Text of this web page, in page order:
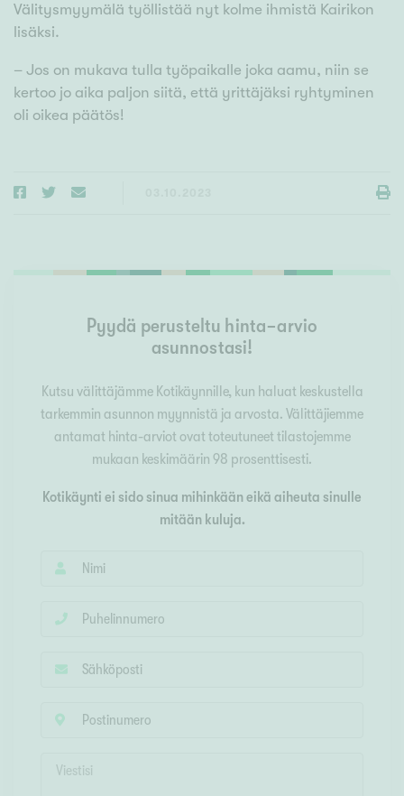
Välitysmyymälä työllistää nyt kolme ihmistä Kairikon
lisäksi.
– Jos on mukava tulla työpaikalle joka aamu, niin se
kertoo jo aika paljon siitä, että yrittäjäksi ryhtyminen
oli oikea päätös!
Pyydä perusteltu hinta-arvio
asunnostasi!
Kutsu välittäjämme Kotikäynnille, kun haluat keskustella
tarkemmin asunnon myynnistä ja arvosta. Välittäjiemme
antamat hinta-arviot ovat toteutuneet tilastojemme
mukaan keskimäärin 98 prosenttisesti.
Kotikäynti ei sido sinua mihinkään eikä aiheuta sinulle
mitään kuluja.